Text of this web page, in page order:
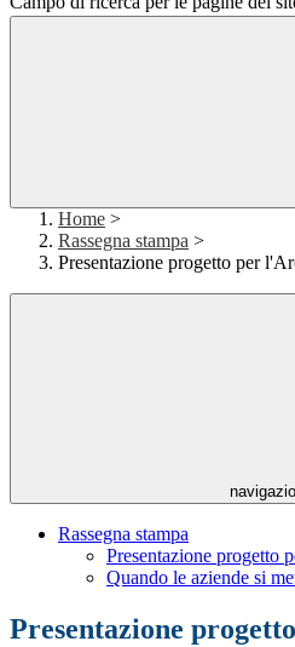
Home >
Rassegna stampa >
Presentazione progetto per
Rassegna stampa
Presentazione progetto
Quando le aziende si
Presentazione